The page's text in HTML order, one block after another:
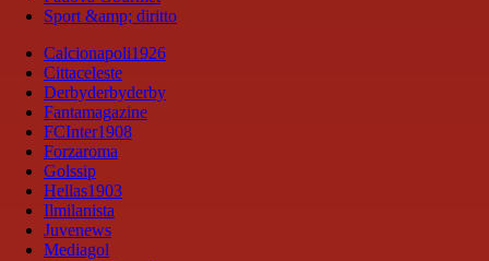
Sport &amp; diritto
Calcionapoli1926
Cittaceleste
Derbyderbyderby
Fantamagazine
FCInter1908
Forzaroma
Golssip
Hellas1903
Ilmilanista
Juvenews
Mediagol